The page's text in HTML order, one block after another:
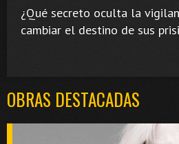
¿Qué secreto oculta la
cambiar el destino de sus
OBRAS DESTACADAS